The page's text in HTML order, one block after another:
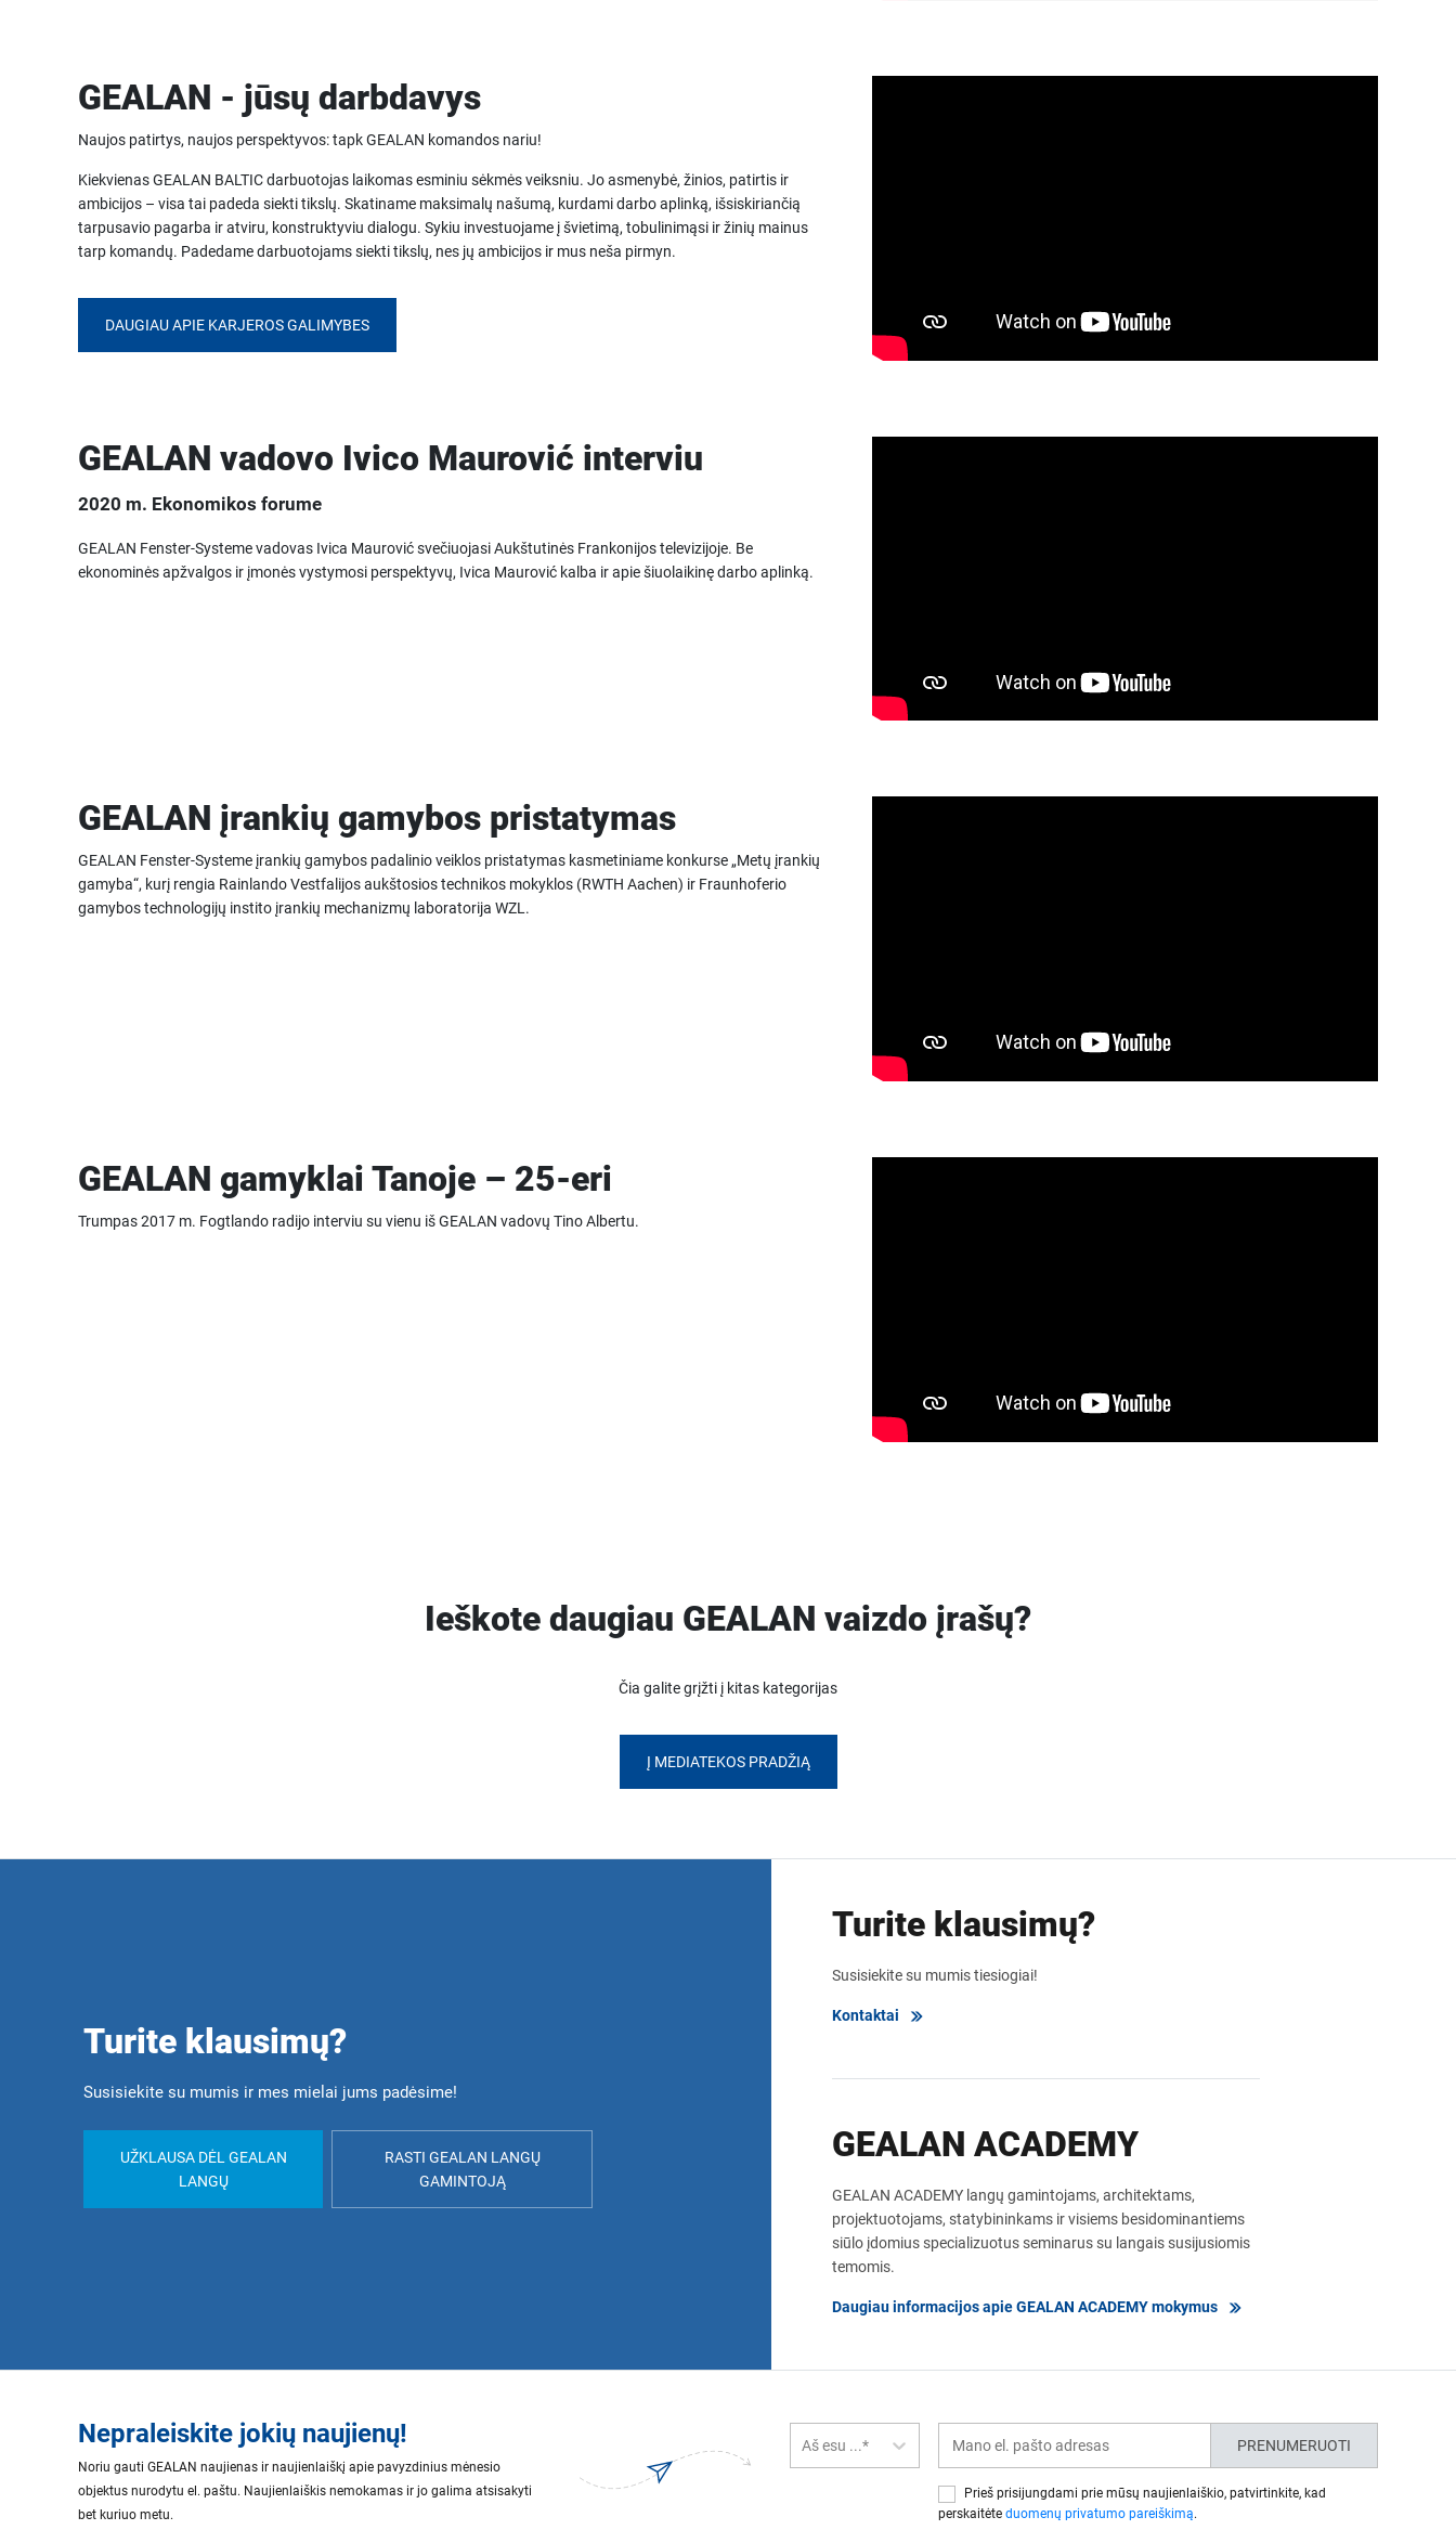
GEALAN - jūsų darbdavys
Naujos patirtys, naujos perspektyvos: tapk GEALAN komandos nariu!
Kiekvienas GEALAN BALTIC darbuotojas laikomas esminiu sėkmės veiksniu. Jo asmenybė, žinios, patirtis ir
ambicijos – visa tai padeda siekti tikslų. Skatiname maksimalų našumą, kurdami darbo aplinką, išsiskiriančią
tarpusavio pagarba ir atviru, konstruktyviu dialogu. Sykiu investuojame į švietimą, tobulinimąsi ir žinių mainus
tarp komandų. Padedame darbuotojams siekti tikslų, nes jų ambicijos ir mus neša pirmyn.
DAUGIAU APIE KARJEROS GALIMYBES
GEALAN vadovo Ivico Maurović interviu
2020 m. Ekonomikos forume
GEALAN Fenster-Systeme vadovas Ivica Maurović svečiuojasi Aukštutinės Frankonijos televizijoje. Be
ekonominės apžvalgos ir įmonės vystymosi perspektyvų, Ivica Maurović kalba ir apie šiuolaikinę darbo aplinką.
GEALAN įrankių gamybos pristatymas
GEALAN Fenster-Systeme įrankių gamybos padalinio veiklos pristatymas kasmetiniame konkurse „Metų įrankių
gamyba“, kurį rengia Rainlando Vestfalijos aukštosios technikos mokyklos (RWTH Aachen) ir Fraunhoferio
gamybos technologijų instito įrankių mechanizmų laboratorija WZL.
GEALAN gamyklai Tanoje – 25-eri
Trumpas 2017 m. Fogtlando radijo interviu su vienu iš GEALAN vadovų Tino Albertu.
Ieškote daugiau GEALAN vaizdo įrašų?
Čia galite grįžti į kitas kategorijas
Į MEDIATEKOS PRADŽIĄ
Turite klausimų?
Susisiekite su mumis ir mes mielai jums padėsime!
UŽKLAUSA DĖL GEALAN
LANGŲ
RASTI GEALAN LANGŲ
GAMINTOJĄ
Turite klausimų?
Susisiekite su mumis tiesiogiai!
Kontaktai
GEALAN ACADEMY
GEALAN ACADEMY langų gamintojams, architektams,
projektuotojams, statybininkams ir visiems besidominantiems
siūlo įdomius specializuotus seminarus su langais susijusiomis
temomis.
Daugiau informacijos apie GEALAN ACADEMY mokymus
Nepraleiskite jokių naujienų!
Noriu gauti GEALAN naujienas ir naujienlaiškį apie pavyzdinius mėnesio
objektus nurodytu el. paštu. Naujienlaiškis nemokamas ir jo galima atsisakyti
bet kuriuo metu.
Aš esu ...* PRENUMERUOTI
Prieš prisijungdami prie mūsų naujienlaiškio, patvirtinkite, kad
perskaitėteduomenų privatumo pareiškimą.